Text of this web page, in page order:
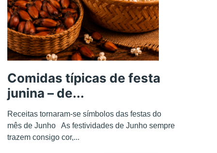
Comidas típicas de festa
junina – de...
Receitas tornaram-se símbolos das festas do
mês de Junho As festividades de Junho sempre
trazem consigo cor,...